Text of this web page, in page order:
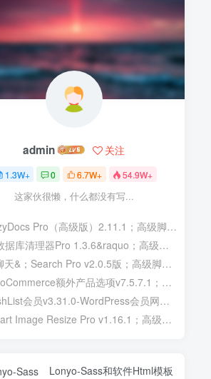
admin 关注
1.3W+ 0 6.7W+ 54.9W+
这家伙很懒，什么都没有写...
Pro（高级版）2.11.1；高级脚本、插件和；移动
库清理器Pro 1.3.6&raquo；高级脚本、插件和；移动
&；Search Pro v2.0.5版；高级脚本、插件和；移动
额外产品选项v7.5.7.1；高级脚本、插件和；移动
会员v3.31.0-WordPress会员网站；高级脚本、插件和；移动
Image Resize Pro v1.16.1；高级脚本、插件和；移动
Lonyo-Sass和软件Html模板